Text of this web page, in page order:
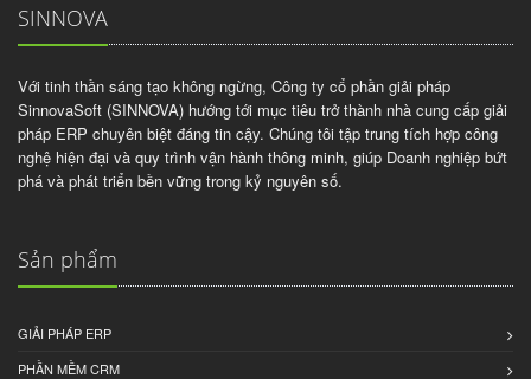
SINNOVA
Với tinh thần sáng tạo không ngừng, Công ty cổ phần giải pháp
SinnovaSoft (SINNOVA) hướng tới mục tiêu trở thành nhà cung cấp giải
pháp ERP chuyên biệt đáng tin cậy. Chúng tôi tập trung tích hợp công
nghệ hiện đại và quy trình vận hành thông minh, giúp Doanh nghiệp bứt
phá và phát triển bền vững trong kỷ nguyên số.
Sản phẩm
GIẢI PHÁP ERP
PHẦN MỀM CRM